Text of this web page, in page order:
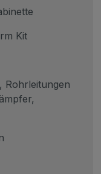
Kit
Rohrleitungen